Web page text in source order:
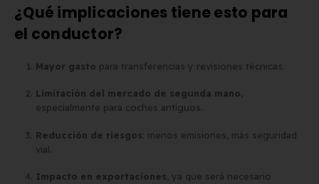
¿Qué implicaciones tiene esto para
el conductor?
Mayor gasto para transferencias y revisiones técnicas.
Limitación del mercado de segunda mano,
especialmente para coches antiguos.
Reducción de riesgos : menos emisiones, más seguridad
vial.
Impacto en exportaciones, ya que será necesario